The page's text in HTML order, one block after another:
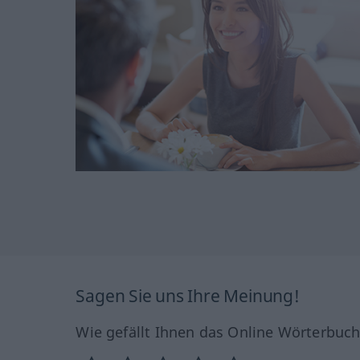
Sagen Sie uns Ihre Meinung!
Wie gefällt Ihnen das Online